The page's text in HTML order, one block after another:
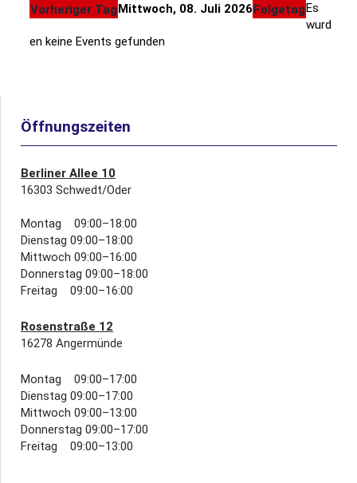
Vorheriger Tag Mittwoch, 08. Juli 2026 Folgetag Es
wurd
en keine Events gefunden
Öffnungszeiten
Berliner Allee 10
16303 Schwedt/Oder
Montag 09:00–18:00
Dienstag 09:00–18:00
Mittwoch 09:00–16:00
Donnerstag 09:00–18:00
Freitag 09:00–16:00
Rosenstraße 12
16278 Angermünde
Montag 09:00–17:00
Dienstag 09:00–17:00
Mittwoch 09:00–13:00
Donnerstag 09:00–17:00
Freitag 09:00–13:00